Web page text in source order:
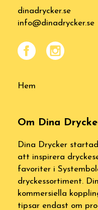
dinadrycker.se
info@dinadrycker.se
Hem
Om Dina
Dina Drycker
att inspirera
favoriter i
dryckessortiment.
kommersiella
tipsar endast om